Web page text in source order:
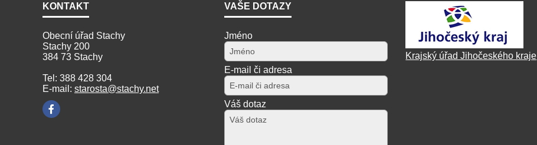
KONTAKT
Obecní úřad Stachy
Stachy 200
384 73 Stachy
Tel: 388 428 304
E-mail: starosta@stachy.net
VAŠE DOTAZY
Jméno
E-mail či adresa
Váš dotaz
Krajský úřad Jihočeského kraje